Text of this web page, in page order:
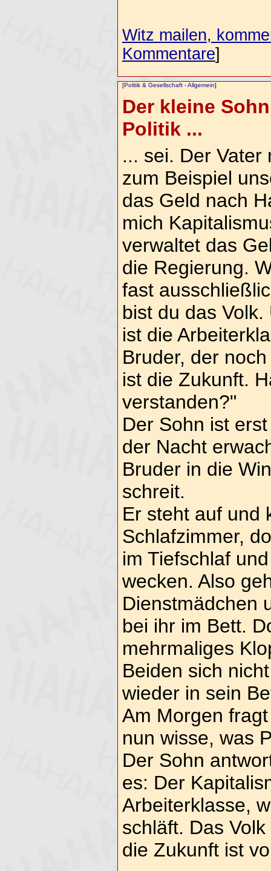
Witz mailen,
Kommentare]
[Politik & Gesellschaft-Allgemein]
Der kleine
Politik ...
... sei. Der Vater
zum Beispiel
das Geld nach
mich
verwaltet das
die Regierung.
fast
bist du das
ist die
Bruder, der
ist die Zukunft.
verstanden?"
Der Sohn ist
der Nacht
Bruder in die
schreit.
Er steht auf und
Schlafzimmer,
im Tiefschlaf
wecken. Also
Dienstmädchen
bei ihr im Bett.
mehrmaliges
Beiden sich
wieder in sein
Am Morgen
nun wisse, was
Der Sohn
es: Der
Arbeiterklasse,
schläft. Das
die Zukunft ist